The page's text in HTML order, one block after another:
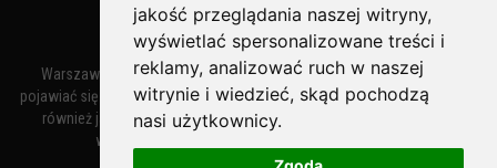
jakość przeglądania naszej witryny,
wyświetlać spersonalizowane treści i
reklamy, analizować ruch w naszej
witrynie i wiedzieć, skąd pochodzą
nasi użytkownicy.
Warszawa – miasto stołeczne Warszawa. Nazwa miasta zaczęła
pojawiać się w dokumentach w XIV wieku jako Warszewa, a od XV wieku
również jako Warszowa. Zmiana nazwy na Warszawa w XV wieku
wynikała z mazowieckiej wymowy dialektycznej.